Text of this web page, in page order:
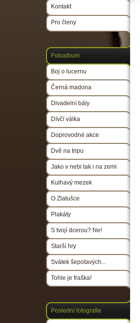
Kontakt
Pro členy
Fotoalbum
Boj o lucernu
Černá madona
Divadelní bály
Dívčí válka
Doprovodné akce
Dvě na tripu
Jako v nebi tak i na zemi
Kulhavý mezek
O Zlatušce
Plakáty
S tvojí dcerou? Ne!
Starší hry
Svátek šepotavých...
Tohle je fraška!
Poslední fotografie